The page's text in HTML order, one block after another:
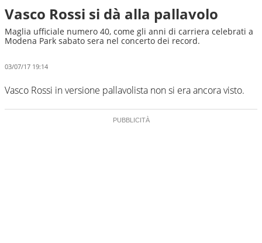
Vasco Rossi si dà alla pallavolo
Maglia ufficiale numero 40, come gli anni di carriera celebrati a
Modena Park sabato sera nel concerto dei record.
03/07/17 19:14
Vasco Rossi in versione pallavolista non si era ancora visto.